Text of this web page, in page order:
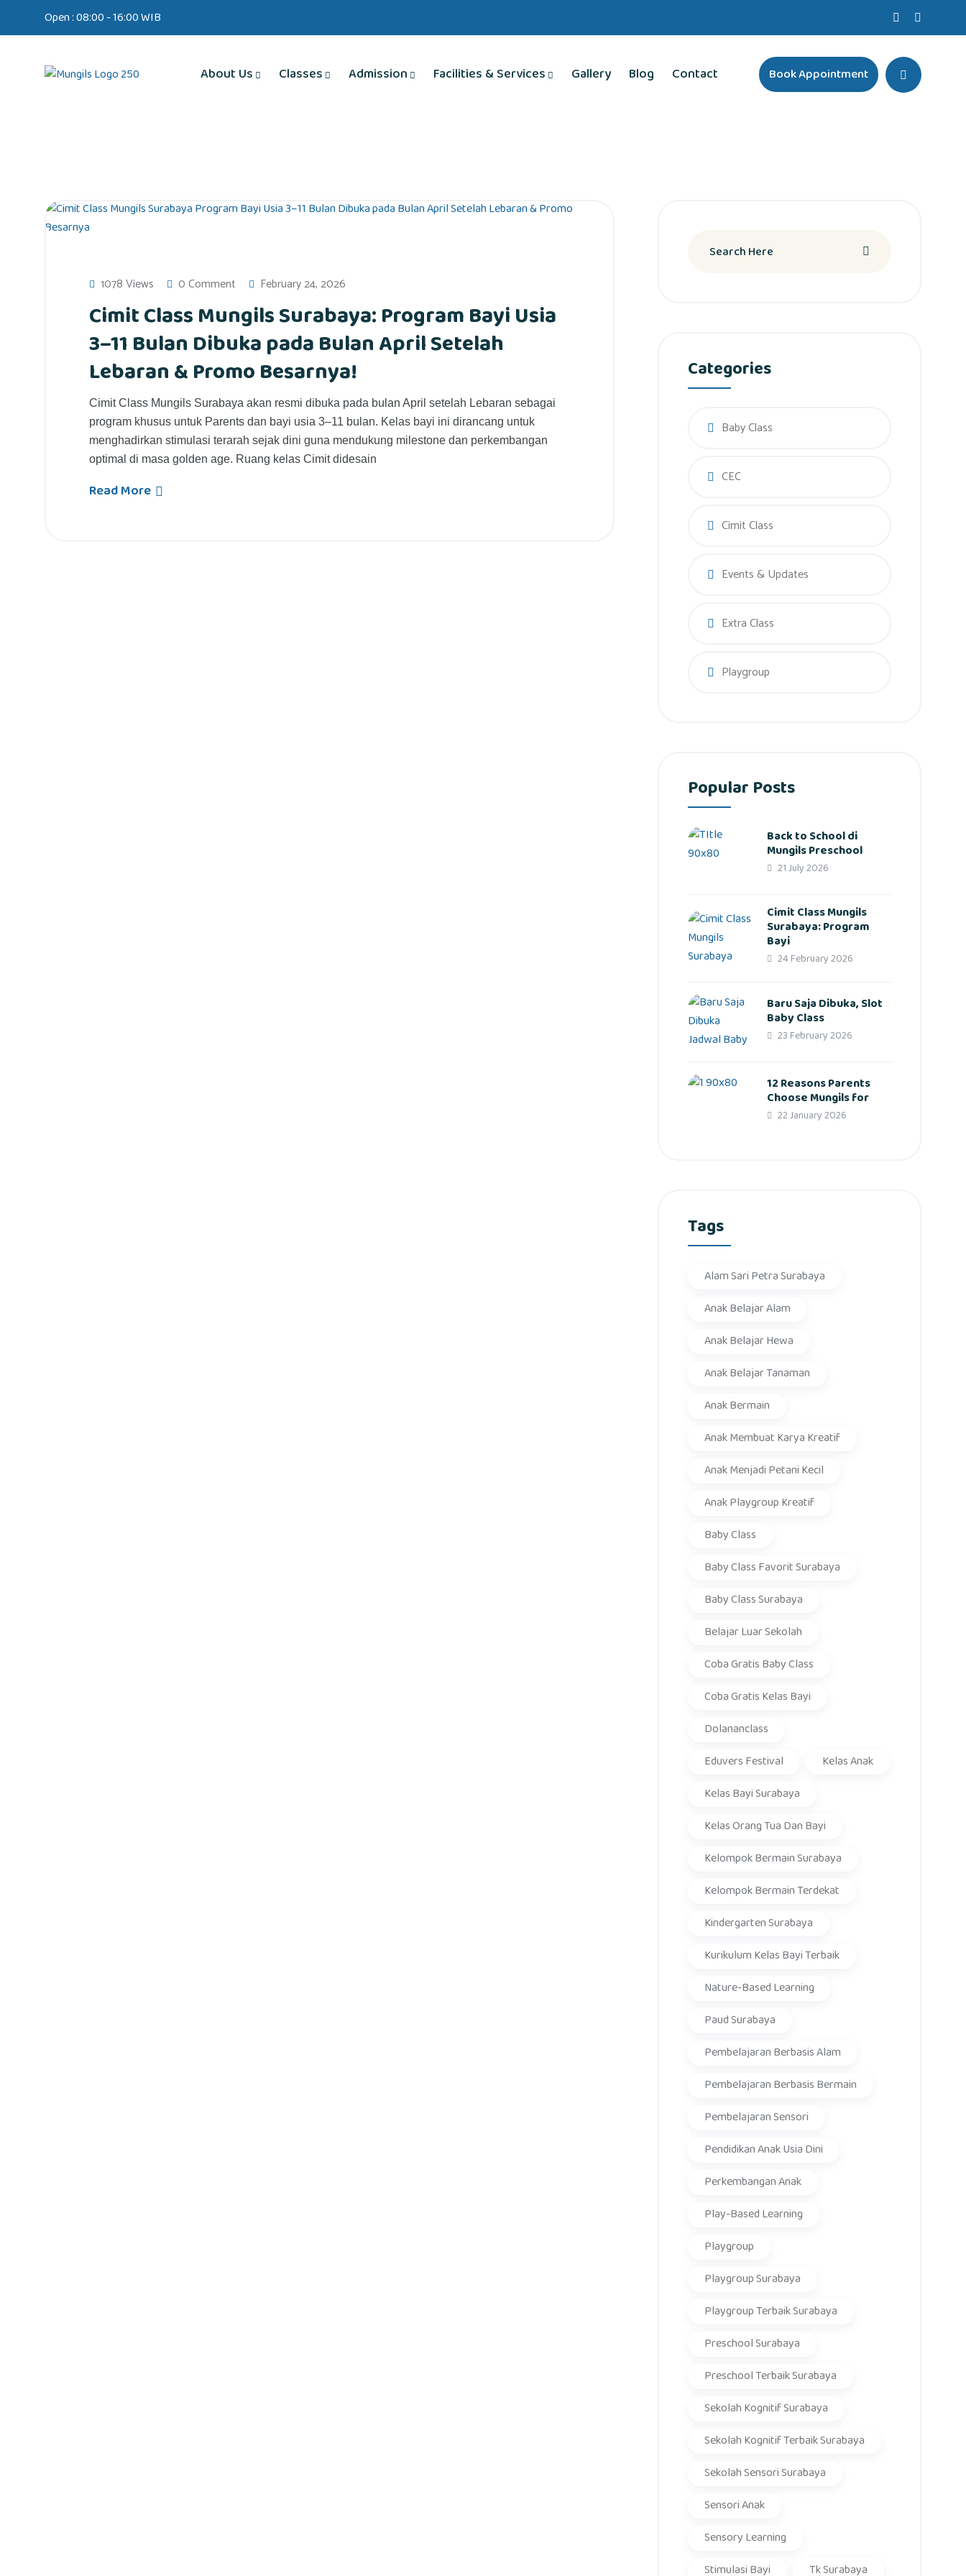
Open : 08:00 - 16:00 WIB
About Us Classes Admission Facilities & Services Gallery Blog Contact Book Appointment
1078 Views 0 Comment February 24, 2026
Cimit Class Mungils Surabaya: Program Bayi Usia
3–11 Bulan Dibuka pada Bulan April Setelah
Lebaran & Promo Besarnya!
Cimit Class Mungils Surabaya akan resmi dibuka pada bulan April setelah Lebaran sebagai
program khusus untuk Parents dan bayi usia 3–11 bulan. Kelas bayi ini dirancang untuk
menghadirkan stimulasi terarah sejak dini guna mendukung milestone dan perkembangan
optimal di masa golden age. Ruang kelas Cimit didesain
Read More
Categories
Baby Class
CEC
Cimit Class
Events & Updates
Extra Class
Playgroup
Popular Posts
Back to School di
Mungils Preschool
21 July 2026
Cimit Class Mungils
Surabaya: Program
Bayi
24 February 2026
Baru Saja Dibuka, Slot
Baby Class
23 February 2026
12 Reasons Parents
Choose Mungils for
22 January 2026
Tags
Alam Sari Petra Surabaya
Anak Belajar Alam
Anak Belajar Hewa
Anak Belajar Tanaman
Anak Bermain
Anak Membuat Karya Kreatif
Anak Menjadi Petani Kecil
Anak Playgroup Kreatif
Baby Class
Baby Class Favorit Surabaya
Baby Class Surabaya
Belajar Luar Sekolah
Coba Gratis Baby Class
Coba Gratis Kelas Bayi
Dolananclass
Eduvers Festival
Kelas Anak
Kelas Bayi Surabaya
Kelas Orang Tua Dan Bayi
Kelompok Bermain Surabaya
Kelompok Bermain Terdekat
Kindergarten Surabaya
Kurikulum Kelas Bayi Terbaik
Nature-Based Learning
Paud Surabaya
Pembelajaran Berbasis Alam
Pembelajaran Berbasis Bermain
Pembelajaran Sensori
Pendidikan Anak Usia Dini
Perkembangan Anak
Play-Based Learning
Playgroup
Playgroup Surabaya
Playgroup Terbaik Surabaya
Preschool Surabaya
Preschool Terbaik Surabaya
Sekolah Kognitif Surabaya
Sekolah Kognitif Terbaik Surabaya
Sekolah Sensori Surabaya
Sensori Anak
Sensory Learning
Stimulasi Bayi
Tk Surabaya